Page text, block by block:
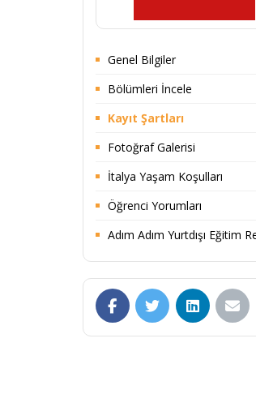
Genel Bilgiler
Bölümleri İncele
Kayıt Şartları
Fotoğraf Galerisi
İtalya Yaşam Koşulları
Öğrenci Yorumları
Adım Adım Yurtdışı Eğitim